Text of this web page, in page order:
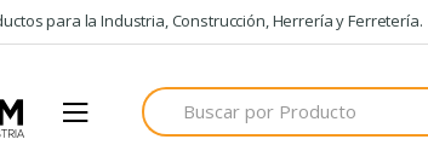
para la Industria, Construcción, Herrería y Ferretería.
Search
for: